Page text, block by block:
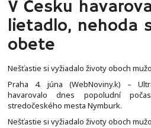
V Česku
lietadlo, nehoda
obete
Nešťastie si vyžiadalo životy oboch
Praha 4. júna (WebNoviny.k) –
havarovalo dnes popoludní
stredočeského mesta Nymburk.
Nešťastie si vyžiadalo životy oboch